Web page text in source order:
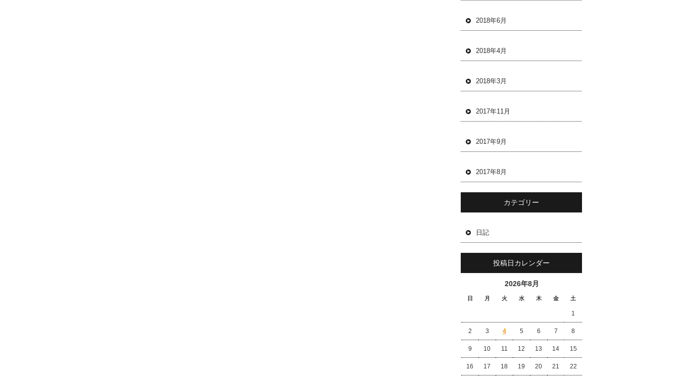
2018年6月
2018年4月
2018年3月
2017年11月
2017年9月
2017年8月
カテゴリー
日記
投稿日カレンダー
2026年8月
日 月 火 水 木 金 土
1
2 3 4 5 6 7 8
9 10 11 12 13 14 15
16 17 18 19 20 21 22